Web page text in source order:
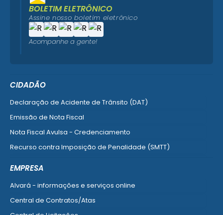
CIDADÃO
Declaração de Acidente de Trânsito (DAT)
Emissão de Nota Fiscal
Nota Fiscal Avulsa - Credenciamento
Recurso contra Imposição de Penalidade (SMTT)
EMPRESA
Alvará - informações e serviços online
Central de Contratos/Atas
BOLETIM ELETRÔNICO
Assine nosso boletim eletrônico
Acompanhe a gente!